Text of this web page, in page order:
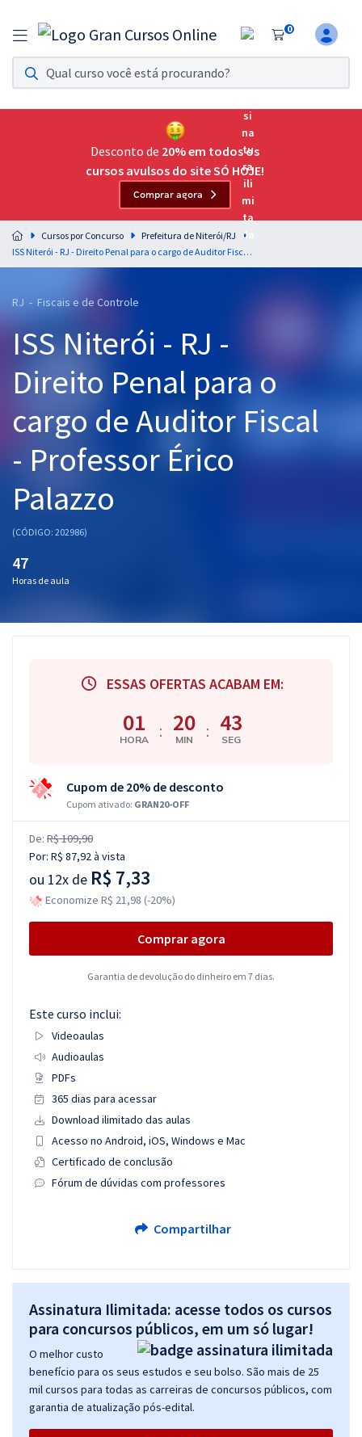
0
Assinatura Ilimitada 11
Acesso a todos os cursos. Teste grátis por 7 dias!
Assinatura OAB Até Passar
Acesso ilimitado a toda preparação para o Exame da
Residências Multiprofissionais
Preparação completa e intensiva para as principais
residências em saúde do Brasil
Cursos 20% OFF
Pós
OAB
Mentorias
Questões grátis
Conteúdo gratuito
Aprovados
Desconto de 20% em todos os
cursos avulsos do site SÓ HOJE!
Comprar agora
Cursos por Concurso
Prefeitura de Niterói/RJ
ISS Niterói - RJ - Direito Penal para o cargo de Auditor Fiscal - Professor Érico Palazzo
RJ - Fiscais e de Controle
ISS Niterói - RJ -
Direito Penal para o
cargo de Auditor Fiscal
- Professor Érico
Palazzo
(CÓDIGO: 202986)
47
Horas de aula
ESSAS OFERTAS ACABAM EM:
01
HORA : 20
MIN : 42
SEG
Cupom de 20% de desconto
Cupom ativado: GRAN20-OFF
De: R$ 109,90
Por: R$ 87,92à vista
ou 12x de R$ 7,33
Economize R$ 21,98 (-20%)
Comprar agora
Garantia de devolução do dinheiro em 7 dias.
Este curso inclui:
Videoaulas
Audioaulas
PDFs
365 dias para acessar
Download ilimitado das aulas
Acesso no Android, iOS, Windows e Mac
Certificado de conclusão
Fórum de dúvidas com professores
Compartilhar
Assinatura Ilimitada: acesse todos os cursos
para concursos públicos, em um só lugar!
O melhor custo
benefício para os seus estudos e seu bolso. São mais de 25
mil cursos para todas as carreiras de concursos públicos, com
garantia de atualização pós-edital.